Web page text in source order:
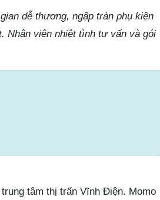
dễ thương, ngập tràn phụ kiện
Nhân viên nhiệt tình tư vấn và gói
tâm thị trấn Vĩnh Điện. Momo